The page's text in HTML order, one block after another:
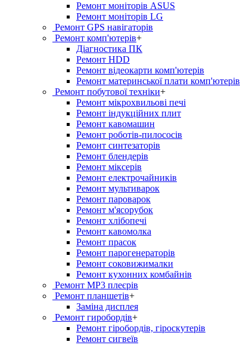
Ремонт моніторів ASUS
Ремонт моніторів LG
Ремонт GPS навігаторів
Ремонт комп'ютерів+
Діагностика ПК
Ремонт HDD
Ремонт відеокарти комп'ютерів
Ремонт материнської плати комп'ютерів
Ремонт побутової техніки+
Ремонт мікрохвильові печі
Ремонт індукційних плит
Ремонт кавомашин
Ремонт роботів-пилососів
Ремонт синтезаторів
Ремонт блендерiв
Ремонт мiксерiв
Ремонт електрочайників
Ремонт мультиварок
Ремонт пароварок
Ремонт м'ясорубок
Ремонт хлiбопечi
Ремонт кавомолка
Ремонт прасок
Ремонт парогенераторiв
Ремонт соковижималки
Ремонт кухонних комбайнів
Ремонт MP3 плеєрів
Ремонт планшетів+
Заміна дисплея
Ремонт гиробордiв+
Ремонт гіробордів, гіроскутерів
Ремонт сигвеїв